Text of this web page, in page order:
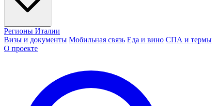
Регионы Италии
Визы и документы Мобильная связь Еда и вино СПА и термы
О проекте